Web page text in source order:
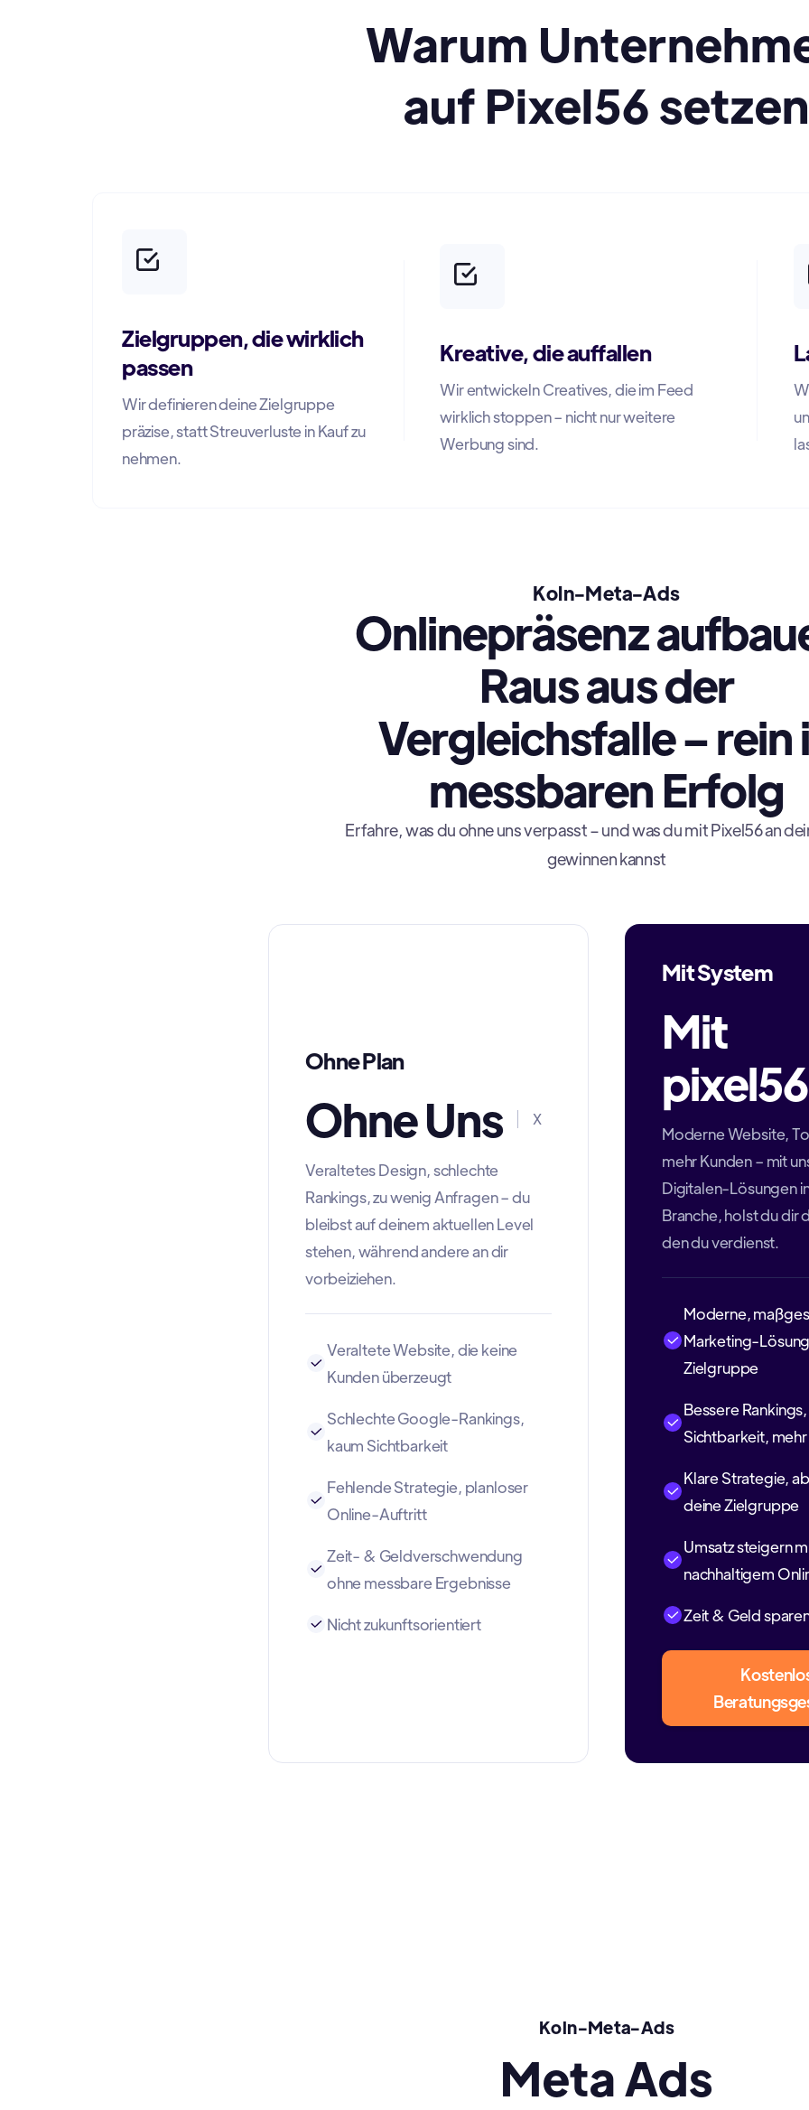
Warum
auf Pixel56
Zielgruppen, die wirklich
passen
Wir definieren deine Zielgruppe
präzise, statt Streuverluste in Kauf zu
nehmen.
Kreative, die auffallen
Wir entwickeln Creatives, die im Feed
wirklich stoppen – nicht nur weitere
Werbung sind.
Koln-Meta-Ads
Onlinepräsenz
Raus aus der
Vergleichsfalle – rein
messbaren Erfolg
Erfahre, was du ohne uns verpasst – und was du mit Pixel56 an
gewinnen kannst
Ohne Plan
Ohne Uns X
Veraltetes Design, schlechte
Rankings, zu wenig Anfragen – du
bleibst auf deinem aktuellen Level
stehen, während andere an dir
vorbeiziehen.
Veraltete Website, die keine
Kunden überzeugt
Schlechte Google-Rankings,
kaum Sichtbarkeit
Fehlende Strategie, planloser
Online-Auftritt
Zeit- & Geldverschwendung
ohne messbare Ergebnisse
Nicht zukunftsorientiert
Mit System
Mit
pixel56
Moderne Website,
mehr Kunden – mit
Digitalen-Lösungen
Branche, holst du dir
den du verdienst.
Moderne,
Marketing-
Zielgruppe
Bessere
Sichtbarkeit,
Klare Strategie,
deine Zielgruppe
Umsatz steigern
nachhaltigem
Zeit & Geld
Koln-Meta-Ads
Meta Ads